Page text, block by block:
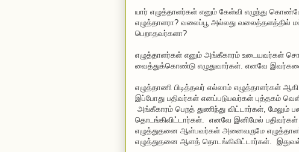
யார் எழுத்தாளர்கள் எனும் கேள்வி எழுந்து
எழுத்தாளரா? வலைப்பூ அல்லது வலைத்தளத்தில்
பெறாதவர்களா?
எழுத்தாளர்கள் எனும் அங்கீகாரம் உடையவர்கள்
வைத்துக்கொண்டு எழுதுவார்கள். எனவே
எழுத்தாணி பிடித்தவர் எல்லாம் எழுத்தாளர்கள்
இப்போது பதிவர்கள் எனப்படுபவர்கள் புத்தகம்
அங்கீகாரம் பெறத் துணிந்து விட்டார்கள்,
தொடங்கிவிட்டார்கள். எனவே இனிமேல்
எழுத்துதனை ஆள்பவர்கள் அனைவருமே
எழுத்துதனை ஆளத் தொடங்கிவிட்டார்கள்.